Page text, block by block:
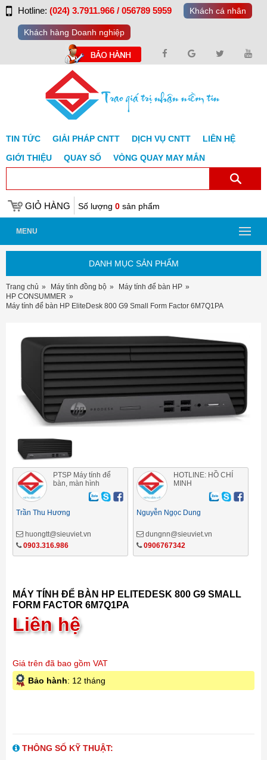
Hotline: (024) 3.7911.966 / 056789 5959 Khách cá nhân
Khách hàng Doanh nghiệp
TIN TỨC GIẢI PHÁP CNTT DỊCH VỤ CNTT
LIÊN HỆ
GIỚI THIỆU
QUAY SỐ VÒNG QUAY MAY MẮN
GIỎ HÀNG Số lượng 0 sản phẩm
MENU
DANH MỤC SẢN PHẨM
Trang chủ Máy tính đồng bộ
Máy tính để bàn HP
HP CONSUMMER
Máy tính để bàn HP EliteDesk 800 G9 Small Form Factor 6M7Q1PA
PTSP Máy tính để
bàn, màn hình
Trần Thu Hương
huongtt@sieuviet.vn
0903.316.986
HOTLINE: HỒ CHÍ
MINH
Nguyễn Ngọc Dung
dungnn@sieuviet.vn
0906767342
MÁY TÍNH ĐỂ BÀN HP ELITEDESK 800 G9 SMALL
FORM FACTOR 6M7Q1PA
Liên hệ
Giá trên đã bao gồm VAT
Bảo hành: 12 tháng
THÔNG SỐ KỸ THUẬT: